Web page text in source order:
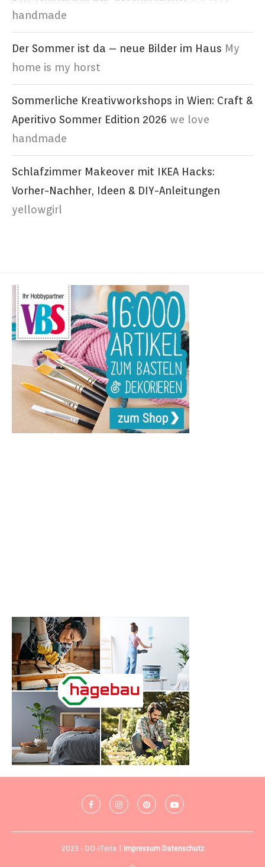
handmade
Der Sommer ist da – neue Bilder im Haus My
home is my horst
Sommerliche Kreativworkshops in Wien: Craft &
Aperitivo Sommer Edition 2026 we love
handmade
Schlafzimmer Makeover mit IKEA Hacks:
Vorher-Nachher, Ideen & DIY-Anleitungen
yellowgirl
2023 - DO-ITeria | Impressum Datenschutz